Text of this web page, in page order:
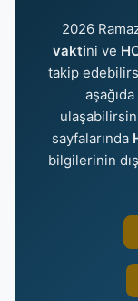
2026
vaktini ve
takip
sayfalarında
bilgilerinin